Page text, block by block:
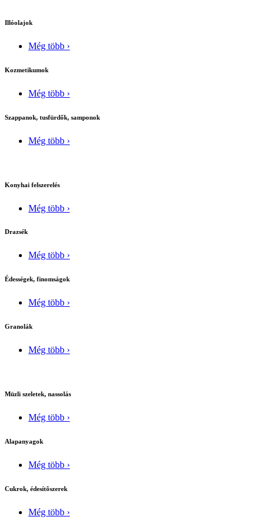
Illóolajok
Még több ›
Kozmetikumok
Még több ›
Szappanok, tusfürdők, samponok
Még több ›
Konyhai felszerelés
Még több ›
Drazsék
Még több ›
Édességek, finomságok
Még több ›
Granolák
Még több ›
Müzli szeletek, nassolás
Még több ›
Alapanyagok
Még több ›
Cukrok, édesítõszerek
Még több ›